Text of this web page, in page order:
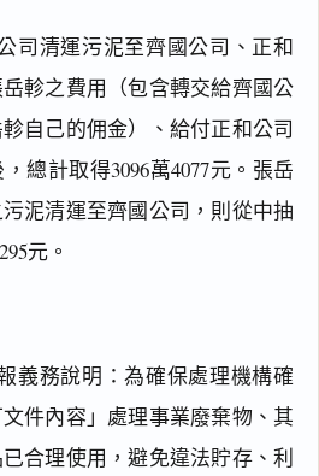
司清運污泥至齊國公司、正和
軫之費用（包含轉交給齊國公
自己的佣金）、給付正和公司
總計取得3096萬4077元。張岳
泥清運至齊國公司，則從中抽
元。
義務說明：為確保處理機構確
件內容」處理事業廢棄物、其
合理使用，避免違法貯存、利